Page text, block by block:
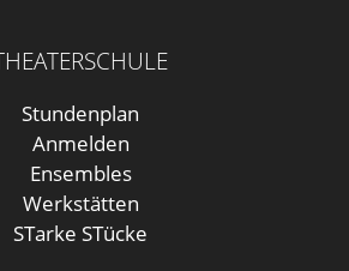
Stundenplan
Anmelden
Ensembles
Werkstätten
STarke STücke